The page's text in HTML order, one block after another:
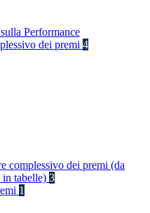
Performance
dei premi 4
complessivo dei premi (da
in tabelle) 3
1